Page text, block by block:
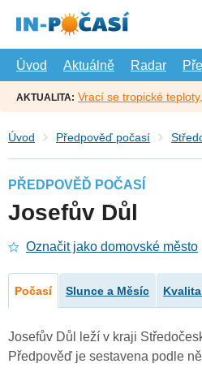
hlavní
Úvod
Aktuálně Radar
AKTUALITA: Vrací se tropické
Úvod Předpověď počasí
PŘEDPOVĚĎ POČASÍ
Josefův Důl
Označit jako domovské město
Počasí Slunce a Měsíc
Josefův Důl leží v kraji
Předpověď je sestavena podle